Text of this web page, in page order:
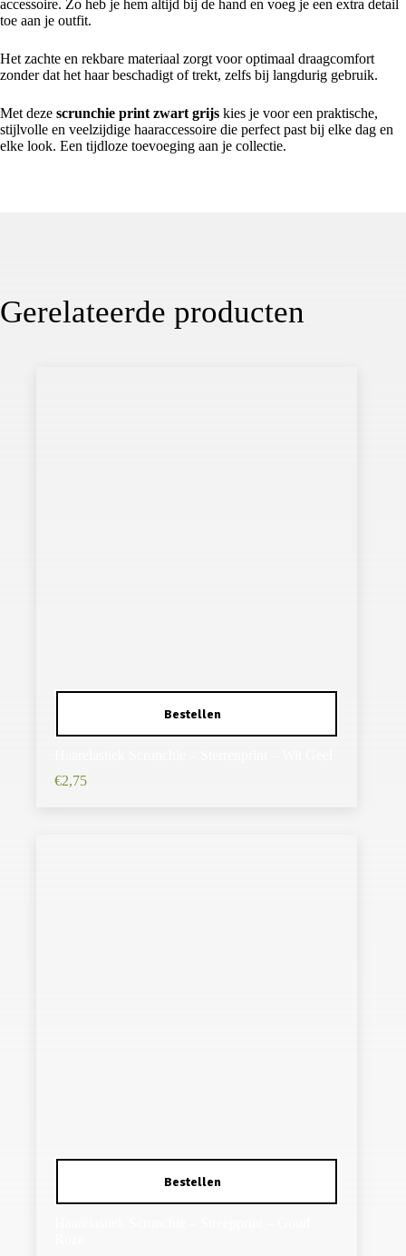
accessoire. Zo heb je hem altijd bij de hand en voeg je een extra detail
toe aan je outfit.
Het zachte en rekbare materiaal zorgt voor optimaal draagcomfort
zonder dat het haar beschadigt of trekt, zelfs bij langdurig gebruik.
Met deze scrunchie print zwart grijs kies je voor een praktische,
stijlvolle en veelzijdige haaraccessoire die perfect past bij elke dag en
elke look. Een tijdloze toevoeging aan je collectie.
Gerelateerde producten
€2,75